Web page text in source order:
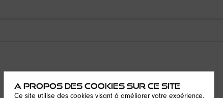
A propos des cookies sur ce site
Ce site utilise des cookies visant à améliorer votre expérience.